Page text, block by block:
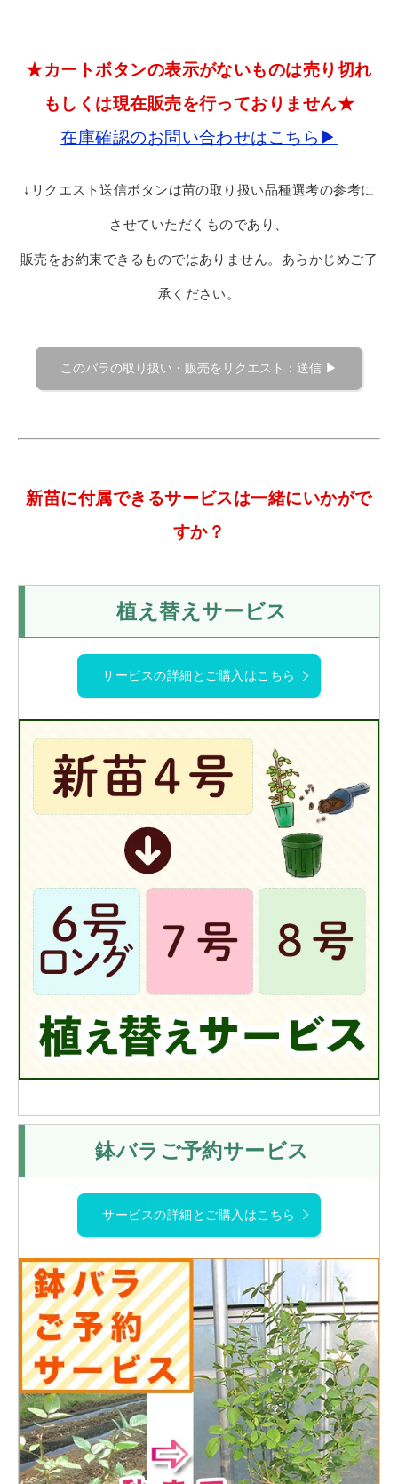
★カートボタンの表示がないものは売り切れ
もしくは現在販売を行っておりません★
在庫確認のお問い合わせはこちら▶
↓リクエスト送信ボタンは苗の取り扱い品種選考の参考に
させていただくものであり、
販売をお約束できるものではありません。あらかじめご了
承ください。
新苗に付属できるサービスは一緒にいかがで
すか？
植え替えサービス
サービスの詳細とご購入はこちら
鉢バラご予約サービス
サービスの詳細とご購入はこちら